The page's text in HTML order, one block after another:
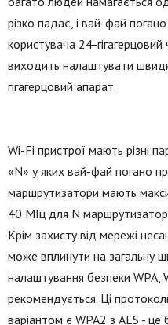
різко падає, і вай-фай
користувача 24-
виходить налаштувати
гігагерцовий апарат.
Wi-Fi пристрої мають різні
«N» у яких вай-фай погано
маршрутизатори мають
40 МГц для N
Крім захисту від мережі
може вплинути на загальну
налаштування безпеки WPA,
рекомендується. Ці
варіантом є WPA2 з AES -